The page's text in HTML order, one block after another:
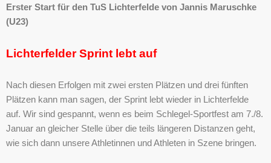
Erster Start für den TuS Lichterfelde von Jannis Maruschke
(U23)
Lichterfelder Sprint lebt auf
Nach diesen Erfolgen mit zwei ersten Plätzen und drei fünften
Plätzen kann man sagen, der Sprint lebt wieder in Lichterfelde
auf. Wir sind gespannt, wenn es beim Schlegel-Sportfest am 7./8.
Januar an gleicher Stelle über die teils längeren Distanzen geht,
wie sich dann unsere Athletinnen und Athleten in Szene bringen.